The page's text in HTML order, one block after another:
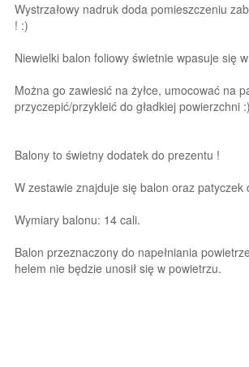
Wystrzałowy nadruk doda pomieszczeniu
! :)
Niewielki balon foliowy świetnie wpasuje się
Można go zawiesić na żyłce, umocować na
przyczepić/przykleić do gładkiej powierzchni :)
Balony to świetny dodatek do prezentu !
W zestawie znajduje się balon oraz patyczek
Wymiary balonu: 14 cali.
Balon przeznaczony do napełniania
helem nie będzie unosił się w powietrzu.